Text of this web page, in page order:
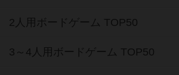
2人用ボードゲーム TOP50
3～4人用ボードゲーム TOP50